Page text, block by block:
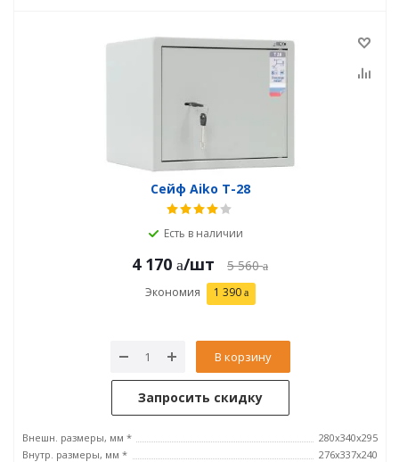
Сейф Aiko T-28
Есть в наличии
4 170 /шт 5 560
Экономия 1 390
В корзину
Запросить скидку
Внешн. размеры, мм *
280x340x295
Внутр. размеры, мм *
276x337x240